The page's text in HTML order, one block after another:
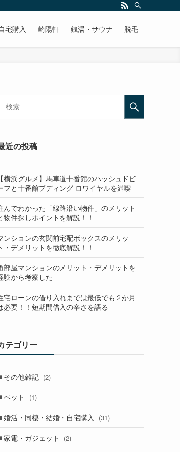
宅購入 崎陽軒 銭湯・サウナ 脱毛
近の投稿
【横浜グルメ】馬車道十番館のハッシュドビ
フと十番館プディング ロワイヤルを満喫
んでわかった「線路沿い物件」のメリット
物件探しポイントを解説！！
ンションの玄関前宅配ボックスのメリッ
ト・デメリットを徹底解説！！
部屋マンションのメリット・デメリットを
験から考察した
宅ローンの借り入れまでは最低でも２か月
必要！！短期間借入の辛さを語る
テゴリー
その他雑記 (2)
ペット (1)
婚活・同棲・結婚・自宅購入 (31)
家電・ガジェット (2)